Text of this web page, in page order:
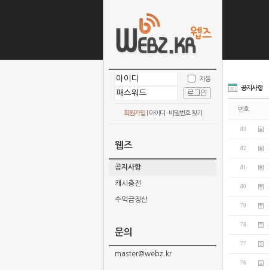
자동
회원가입| 아이디 · 비밀번호 찾기
웹즈
공지사항
캐시충전
수익금정산
문의
master@webz.kr
공지사항
번호
83
82
81
80
79
78
77
76